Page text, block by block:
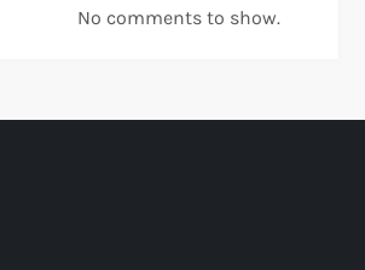
No comments to show.